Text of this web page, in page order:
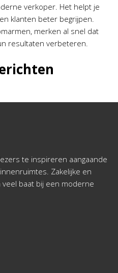
verkoper. Het helpt je
klanten beter begrijpen.
merken al snel dat
resultaten verbeteren.
te inspireren aangaande
Zakelijke en
baat bij een moderne